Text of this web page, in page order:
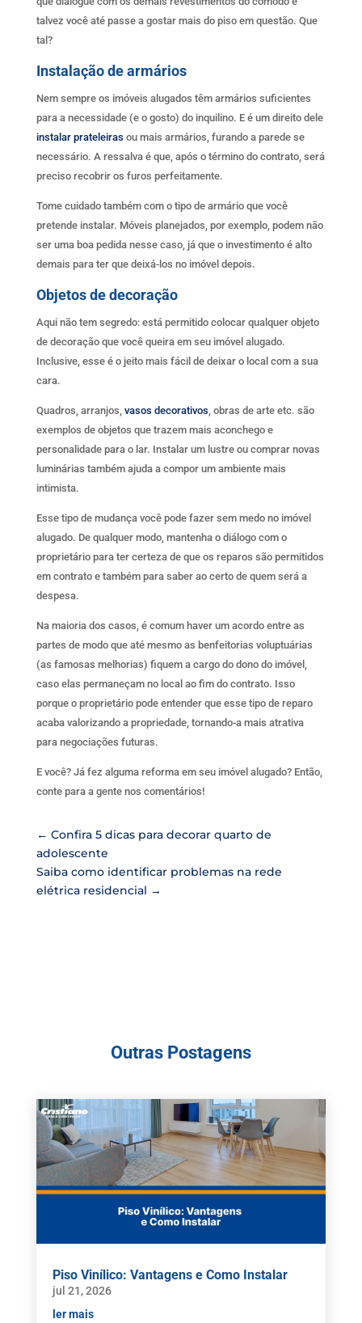
talvez você até passe a gostar mais do piso em questão. Que
tal?
Instalação de armários
Nem sempre os imóveis alugados têm armários suficientes
para a necessidade (e o gosto) do inquilino. E é um direito dele
instalar prateleiras ou mais armários, furando a parede se
necessário. A ressalva é que, após o término do contrato, será
preciso recobrir os furos perfeitamente.
Tome cuidado também com o tipo de armário que você
pretende instalar. Móveis planejados, por exemplo, podem não
ser uma boa pedida nesse caso, já que o investimento é alto
demais para ter que deixá-los no imóvel depois.
Objetos de decoração
Aqui não tem segredo: está permitido colocar qualquer objeto
de decoração que você queira em seu imóvel alugado.
Inclusive, esse é o jeito mais fácil de deixar o local com a sua
cara.
Quadros, arranjos, vasos decorativos , obras de arte etc. são
exemplos de objetos que trazem mais aconchego e
personalidade para o lar. Instalar um lustre ou comprar novas
luminárias também ajuda a compor um ambiente mais
intimista.
Esse tipo de mudança você pode fazer sem medo no imóvel
alugado. De qualquer modo, mantenha o diálogo com o
proprietário para ter certeza de que os reparos são permitidos
em contrato e também para saber ao certo de quem será a
despesa.
Na maioria dos casos, é comum haver um acordo entre as
partes de modo que até mesmo as benfeitorias voluptuárias
(as famosas melhorias) fiquem a cargo do dono do imóvel,
caso elas permaneçam no local ao fim do contrato. Isso
porque o proprietário pode entender que esse tipo de reparo
acaba valorizando a propriedade, tornando-a mais atrativa
para negociações futuras.
E você? Já fez alguma reforma em seu imóvel alugado? Então,
conte para a gente nos comentários!
← Confira 5 dicas para decorar quarto de
adolescente
Saiba como identificar problemas na rede
elétrica residencial →
Outras Postagens
Piso Vinílico: Vantagens e Como Instalar
jul 21, 2026
ler mais